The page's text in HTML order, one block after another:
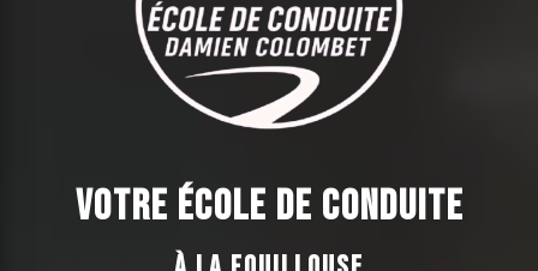
Votre école de conduite